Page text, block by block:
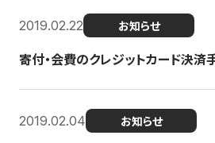
2019.02.22 お知らせ
寄付・会費のクレジットカード決済
2019.02.04 お知らせ